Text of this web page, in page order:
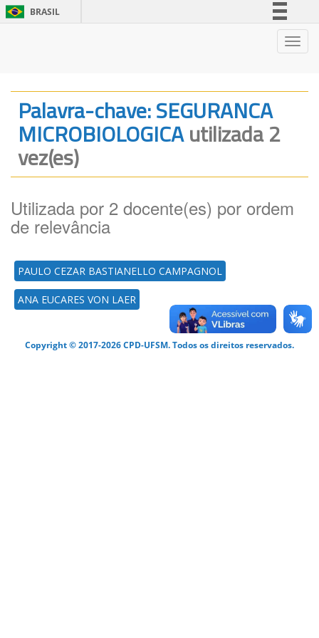
BRASIL
Legislação
Canais
Palavra-chave: SEGURANCA
MICROBIOLOGICAutilizada 2
vez(es)
Utilizada por 2 docente(es) por ordem
de relevância
PAULO CEZAR BASTIANELLO CAMPAGNOL
ANA EUCARES VON LAER
Copyright © 2017-2026 CPD-UFSM. Todos os direitos reservados.